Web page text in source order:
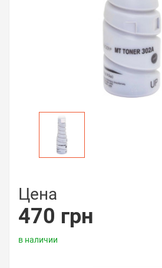
Цена
470 грн
в наличии